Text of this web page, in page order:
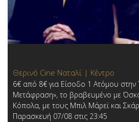
Θερινό Cine Ναταλί | Κέντρο
6€ από 8€ για Είσοδο 1 Ατόμου στην
Μετάφραση», το βραβευμένο με
Κόπολα, με τους Μπιλ Μάρεϊ και
Παρασκευή 07/08 στις 23:45